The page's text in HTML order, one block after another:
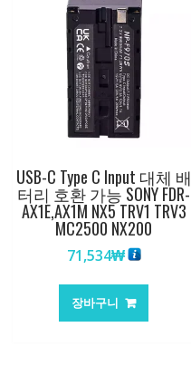
USB-C Type C Input 대체 배
터리 호환 가능 SONY FDR-
AX1E,AX1M NX5 TRV1 TRV3
MC2500 NX200
71,534₩
장바구니